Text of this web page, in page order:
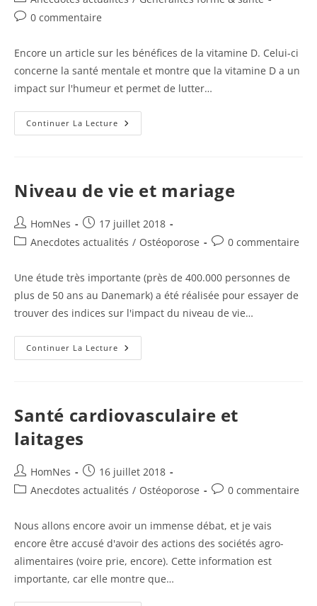
la
publication :
category:
Commentaires
la
publication :
0 commentaire
Encore un article sur les bénéfices de la vitamine D. Celui-ci
concerne la santé mentale et montre que la vitamine D a un
impact sur l'humeur et permet de lutter…
Continuer La Lecture Bonne
Humeur
Niveau de vie et mariage
Auteur/autrice
de
HomNes
Publication
publiée :
17 juillet 2018
PostAnecdotes actualités / Ostéoporose
Commentaires
la
publication :
0 commentaire
Une étude très importante (près de 400.000 personnes de
plus de 50 ans au Danemark) a été réalisée pour essayer de
trouver des indices sur l'impact du niveau de vie…
Continuer La Lecture Niveau
De
Santé cardiovasculaire et
laitages
Auteur/autrice
de
HomNes
Publication
publiée :
16 juillet 2018
PostAnecdotes actualités / Ostéoporose
Commentaires
publication :
0 commentaire
Nous allons encore avoir un immense débat, et je vais
encore être accusé d'avoir des actions des sociétés agro-
alimentaires (voire prie, encore). Cette information est
importante, car elle montre que…